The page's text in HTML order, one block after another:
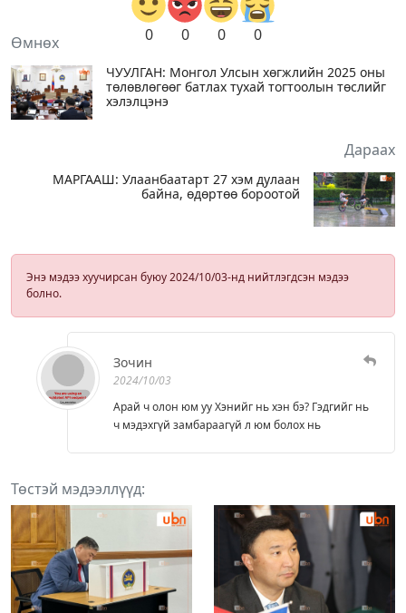
0 0 0 0
Өмнөх
ЧУУЛГАН: Монгол Улсын хөгжлийн 2025 оны
төлөвлөгөөг батлах тухай тогтоолын төслийг
хэлэлцэнэ
Дараах
МАРГААШ: Улаанбаатарт 27 хэм дулаан
байна, өдөртөө бороотой
Энэ мэдээ хуучирсан буюу 2024/10/03-нд нийтлэгдсэн мэдээ
болно.
Зочин
2024/10/03
Арай ч олон юм уу Хэнийг нь хэн бэ? Гэдгийг нь
ч мэдэхгүй замбараагүй л юм болох нь
Төстэй мэдээллүүд: